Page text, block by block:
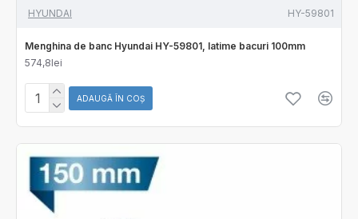
HYUNDAI HY-59801
Menghina de banc Hyundai HY-59801, latime bacuri 100mm
574,8lei
ADAUGĂ ÎN COŞ